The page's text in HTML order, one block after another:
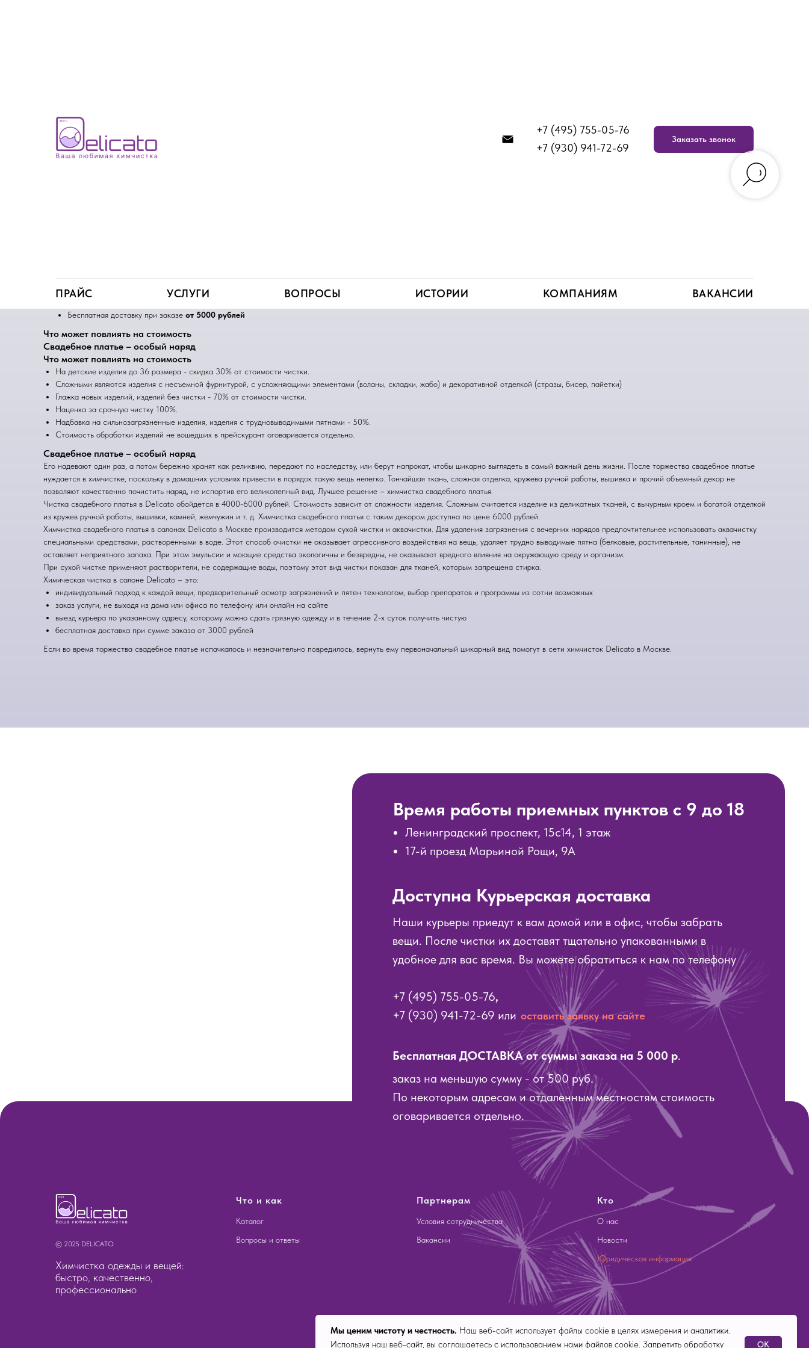
+7 (495) 755-05-76
+7 (930) 941-72-69
Заказать звонок
ПРАЙС УСЛУГИ ВОПРОСЫ ИСТОРИИ КОМПАНИЯМ ВАКАНСИИ
Свадебное платье
Работаем по Москве и области
Заберем грязные вещи и вернем чистые
Бесплатная доставку при заказе от 5000 рублей
Что может повлиять на стоимость
Свадебное платье – особый наряд
Что может повлиять на стоимость
На детские изделия до 36 размера - скидка 30% от стоимости чистки.
Сложными являются изделия с несъемной фурнитурой, с усложняющими элементами (воланы, складки, жабо) и декоративной отделкой (стразы, бисер, пайетки)
Глажка новых изделий, изделий без чистки - 70% от стоимости чистки.
Наценка за срочную чистку 100%.
Надбавка на сильнозагрязненные изделия, изделия с трудновыводимыми пятнами - 50%.
Стоимость обработки изделий не вошедших в прейскурант оговаривается отдельно.
Свадебное платье – особый наряд
Его надевают один раз, а потом бережно хранят как реликвию, передают по наследству, или берут напрокат, чтобы шикарно выглядеть в самый важный день жизни. После торжества свадебное платье
нуждается в химчистке, поскольку в домашних условиях привести в порядок такую вещь нелегко. Тончайшая ткань, сложная отделка, кружева ручной работы, вышивка и прочий объемный декор не
позволяют качественно почистить наряд, не испортив его великолепный вид. Лучшее решение – химчистка свадебного платья.
Чистка свадебного платья в Delicato обойдется в 4000-6000 рублей. Стоимость зависит от сложности изделия. Сложным считается изделие из деликатных тканей, с вычурным кроем и богатой отделкой
из кружев ручной работы, вышивки, камней, жемчужин и т. д. Химчистка свадебного платья с таким декором доступна по цене 6000 рублей.
Химчистка свадебного платья в салонах Delicato в Москве производится методом сухой чистки и аквачистки. Для удаления загрязнения с вечерних нарядов предпочтительнее использовать аквачистку
специальными средствами, растворенными в воде. Этот способ очистки не оказывает агрессивного воздействия на вещь, удаляет трудно выводимые пятна (белковые, растительные, танинные), не
оставляет неприятного запаха. При этом эмульсии и моющие средства экологичны и безвредны, не оказывают вредного влияния на окружающую среду и организм.
При сухой чистке применяют растворители, не содержащие воды, поэтому этот вид чистки показан для тканей, которым запрещена стирка.
Химическая чистка в салоне Delicato – это:
индивидуальный подход к каждой вещи, предварительный осмотр загрязнений и пятен технологом, выбор препаратов и программы из сотни возможных
заказ услуги, не выходя из дома или офиса по телефону или онлайн на сайте
выезд курьера по указанному адресу, которому можно сдать грязную одежду и в течение 2-х суток получить чистую
бесплатная доставка при сумме заказа от 3000 рублей
Если во время торжества свадебное платье испачкалось и незначительно повредилось, вернуть ему первоначальный шикарный вид помогут в сети химчисток Delicato в Москве.
Время работы приемных пунктов с 9 до 18
Наши курьеры приедут к вам домой или в офис, чтобы забрать
вещи. После чистки их доставят тщательно упакованными в
удобное для вас время. Вы можете обратиться к нам по телефону
+7 (495) 755-05-76,
+7 (930) 941-72-69 или
Ленинградский проспект, 15с14, 1 этаж
17-й проезд Марьиной Рощи, 9А
Доступна Курьерская доставка
оставить заявку на сайте
Бесплатная ДОСТАВКА от суммы заказа на 5 000 р.
заказ на меньшую сумму - от 500 руб.
По некоторым адресам и отдаленным местностям стоимость
оговаривается отдельно.
© 2025 DELICATO
Химчистка одежды и вещей:
быстро, качественно,
профессионально
Что и как
Каталог
Вопросы и ответы
Партнерам
Условия сотрудничества
Вакансии
Кто
О нас
Новости
Юридическая информация
Мы ценим чистоту и честность. Наш веб-сайт использует файлы cookie в целях измерения и аналитики.
Используя наш веб-сайт, вы соглашаетесь с использованием нами файлов cookie. Запретить обработку
OK